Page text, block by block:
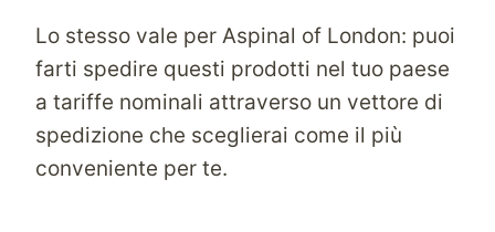
Lo stesso vale per Aspinal of London: puoi
farti spedire questi prodotti nel tuo paese
a tariffe nominali attraverso un vettore di
spedizione che sceglierai come il più
conveniente per te.